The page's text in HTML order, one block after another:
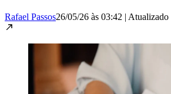
Rafael Passos26/05/26 às 03:42 | Atualizado